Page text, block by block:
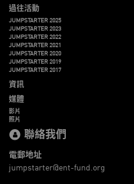
過往活動
JUMPSTARTER 2025
JUMPSTARTER 2023
JUMPSTARTER 2022
JUMPSTARTER 2021
JUMPSTARTER 2020
JUMPSTARTER 2019
JUMPSTARTER 2017
資訊
媒體
影片
照片
聯絡我們
電郵地址
jumpstarter@ent-fund.org